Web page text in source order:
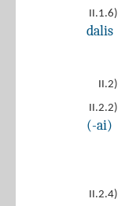
II.1.6)
dalis
II.2)
II.2.2)
(-ai)
II.2.4)